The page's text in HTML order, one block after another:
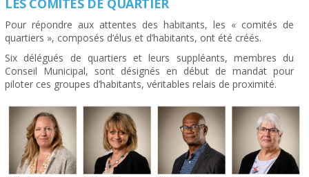
Pour répondre aux attentes des habitants, les « comités de
quartiers », composés d’élus et d’habitants, ont été créés.
Six délégués de quartiers et leurs suppléants, membres du
Conseil Municipal, sont désignés en début de mandat pour
piloter ces groupes d’habitants, véritables relais de proximité.